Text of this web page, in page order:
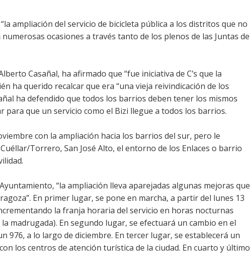
ampliación del servicio de bicicleta pública a los distritos que no
ocasiones a través tanto de los plenos de las Juntas de
Casañal, ha afirmado que “fue iniciativa de C’s que la
ha querido recalcar que era “una vieja reivindicación de los
ha defendido que todos los barrios deben tener los mismos
que un servicio como el Bizi llegue a todos los barrios.
con la ampliación hacia los barrios del sur, pero le
Torrero, San José Alto, el entorno de los Enlaces o barrio
“la ampliación lleva aparejadas algunas mejoras que
En primer lugar, se pone en marcha, a partir del lunes 13
la franja horaria del servicio en horas nocturnas
madrugada). En segundo lugar, se efectuará un cambio en el
976, a lo largo de diciembre. En tercer lugar, se establecerá un
los centros de atención turística de la ciudad. En cuarto y último